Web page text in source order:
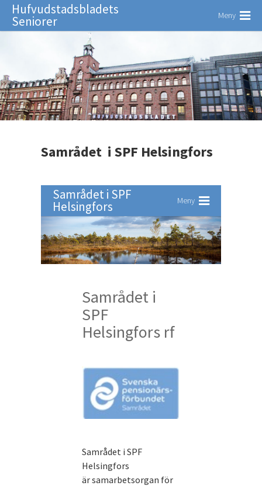
Hufvudstadsbladets
Seniorer Meny
Samrådet i SPF Helsingfors